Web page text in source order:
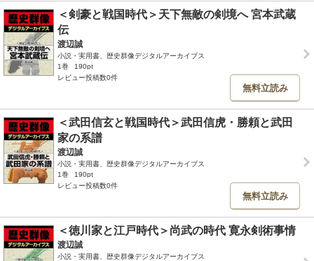
＜剣豪と戦国時代＞天下無敵の剣境へ 宮本武蔵
伝
渡辺誠
小説・実用書、歴史群像デジタルアーカイブス
1巻
190pt
レビュー投稿数0件
無料立読み
＜武田信玄と戦国時代＞武田信虎・勝頼と武田
家の系譜
渡辺誠
小説・実用書、歴史群像デジタルアーカイブス
1巻
190pt
レビュー投稿数0件
無料立読み
＜徳川家と江戸時代＞尚武の時代 寛永剣術事情
渡辺誠
小説・実用書、歴史群像デジタルアーカイブス